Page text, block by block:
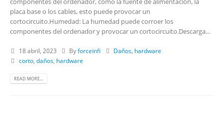
placa base o los cables, esto puede provocar un
cortocircuito.Humedad: La humedad puede corroer los
componentes del ordenador y provocar un cortocircuito.Descarga...
18 abril, 2023 Byforceinfi Daños hardware
corto, daños, hardware
READ MORE...